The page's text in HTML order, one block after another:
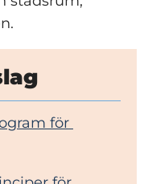
för
MB, öppnas i nytt